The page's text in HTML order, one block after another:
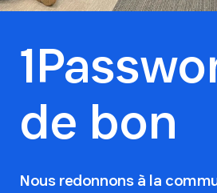
de bon
Nous redonnons à la